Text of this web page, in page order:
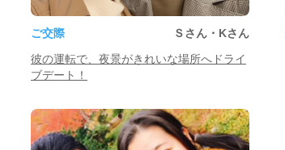
ご交際
Ｓさん・Kさん
彼の運転で、夜景がきれいな場所へドライ
ブデート！